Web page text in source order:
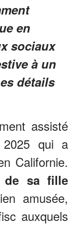
en
sociaux
à un
détails
assisté
2025 qui a
Californie.
de sa fille
amusée,
auxquels